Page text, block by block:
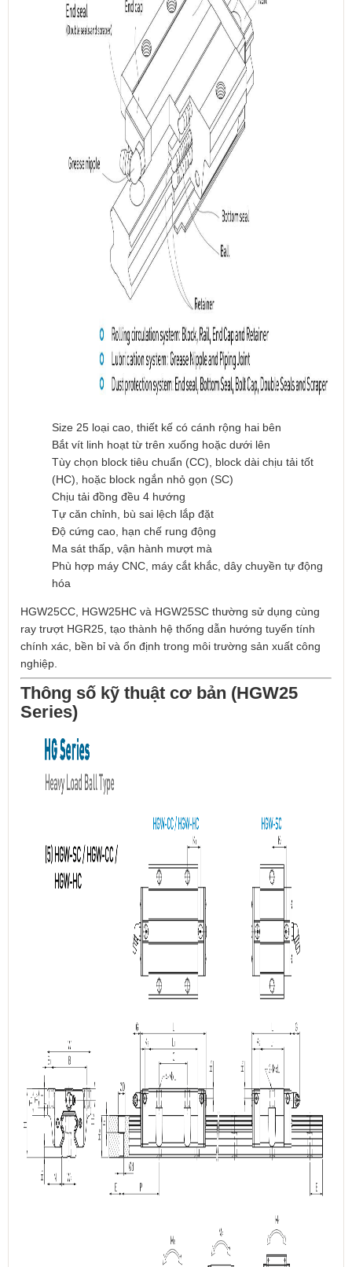
Size 25 loại cao, thiết kế có cánh rộng hai bên
Bắt vít linh hoạt từ trên xuống hoặc dưới lên
Tùy chọn block tiêu chuẩn (CC), block dài chịu tải tốt
(HC), hoặc block ngắn nhỏ gọn (SC)
Chịu tải đồng đều 4 hướng
Tự căn chỉnh, bù sai lệch lắp đặt
Độ cứng cao, hạn chế rung động
Ma sát thấp, vận hành mượt mà
Phù hợp máy CNC, máy cắt khắc, dây chuyền tự động
hóa
HGW25CC, HGW25HC và HGW25SC thường sử dụng cùng
ray trượt HGR25, tạo thành hệ thống dẫn hướng tuyến tính
chính xác, bền bỉ và ổn định trong môi trường sản xuất công
nghiệp.
Thông số kỹ thuật cơ bản (HGW25
Series)